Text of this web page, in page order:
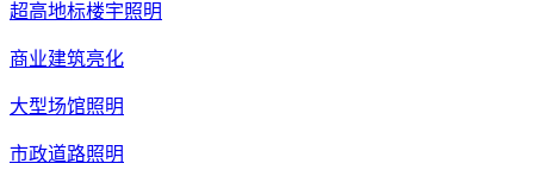
超高地标楼宇照明
商业建筑亮化
大型场馆照明
市政道路照明